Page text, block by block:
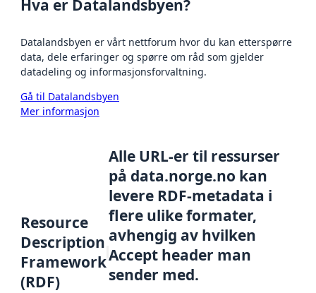
Hva er Datalandsbyen?
Datalandsbyen er vårt nettforum hvor du kan etterspørre
data, dele erfaringer og spørre om råd som gjelder
datadeling og informasjonsforvaltning.
Gå til Datalandsbyen
Mer informasjon
Resource
Description
Framework
(RDF)
Alle URL-er til ressurser
på data.norge.no kan
levere RDF-metadata i
flere ulike formater,
avhengig av hvilken
Accept header man
sender med.